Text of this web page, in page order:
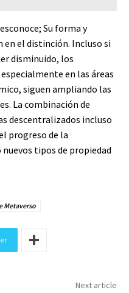
Su forma y
el distinción. Incluso si
disminuido, los
en las áreas
siguen ampliando las
La combinación de
descentralizados incluso
progreso de la
tipos de propiedad
Metaverso
Next article